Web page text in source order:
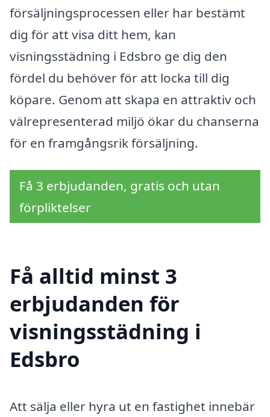
försäljningsprocessen eller har bestämt
dig för att visa ditt hem, kan
visningsstädning i Edsbro ge dig den
fördel du behöver för att locka till dig
köpare. Genom att skapa en attraktiv och
välrepresenterad miljö ökar du chanserna
för en framgångsrik försäljning.
Få 3 erbjudanden, gratis och utan
förpliktelser
Få alltid minst 3
erbjudanden för
visningsstädning i
Edsbro
Att sälja eller hyra ut en fastighet innebär